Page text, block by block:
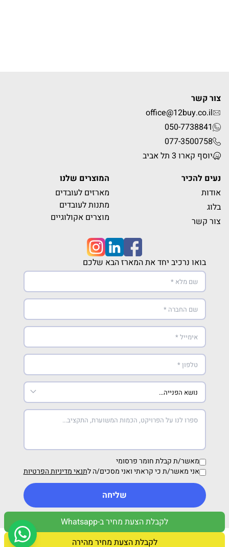
לקבלת הצעת מחיר ב-Whatsapp
לקבלת הצעת מחיר מהירה
צור קשר
office@12buy.co.il
050-7738841
077-3500758
יוסף קארו 3 תל אביב
נעים להכיר
אודות
בלוג
צור קשר
המוצרים שלנו
מארזים לעובדים
מתנות לעובדים
מוצרים אקולוגיים
בואו נרכיב יחד את המארז הבא שלכם
מאשר/ת קבלת חומר פרסומי
אני מאשר/ת כי קראתי ואני מסכים/ה לתנאי מדיניות הפרטיות
שליחה
מדיניות פרטיות